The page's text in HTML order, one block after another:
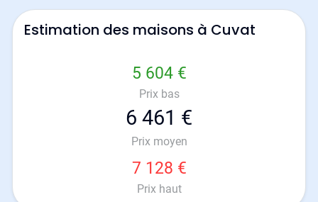
Estimation des maisons à Cuvat
5 604 €
Prix bas
6 461 €
Prix moyen
7 128 €
Prix haut